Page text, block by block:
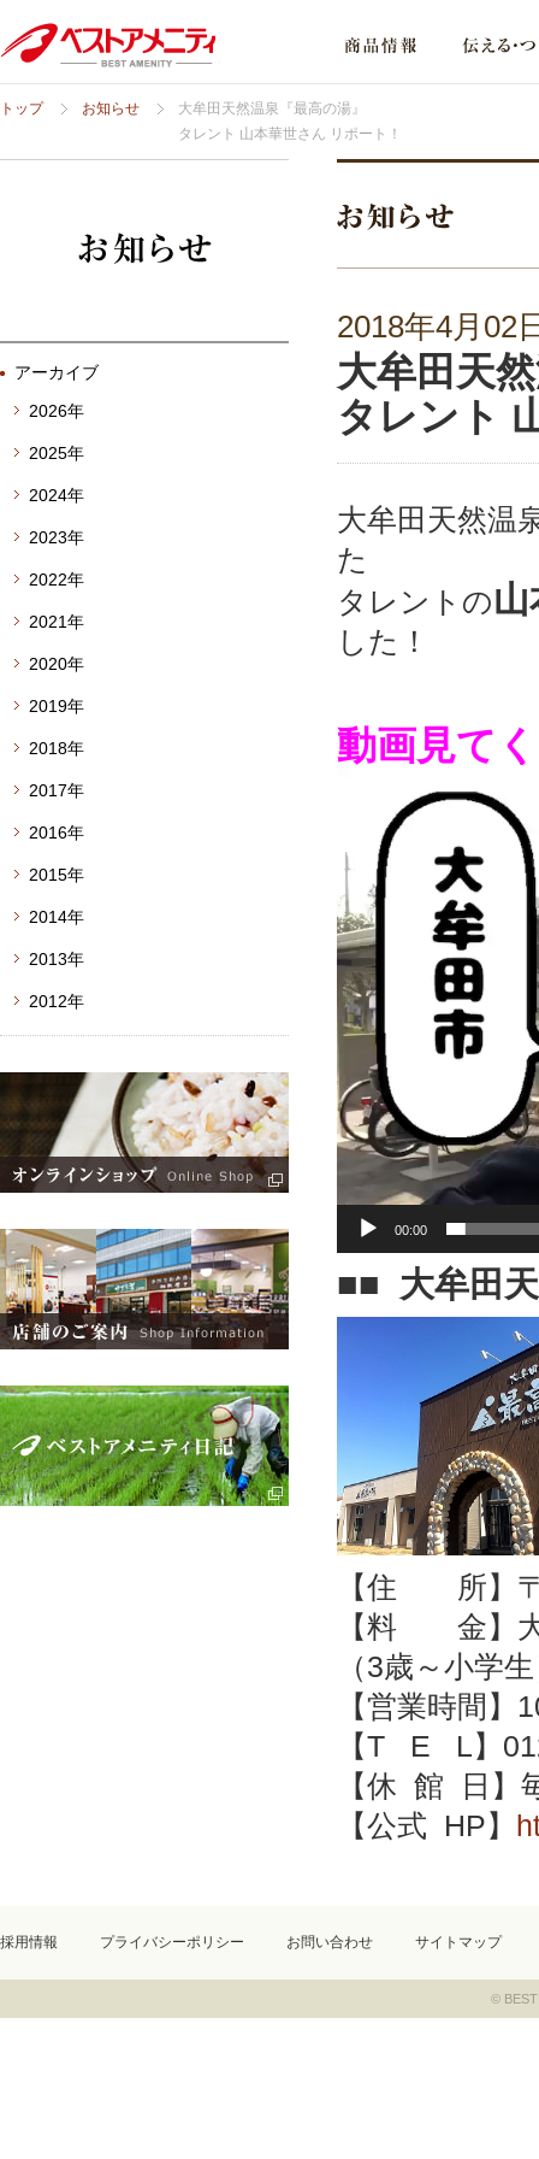
トップ お知らせ
大牟田天然温泉『最高の湯』
タレント 山本華世さん リポート！
2018年4月02
大牟田天
タレント
大牟田天然温
た
タレントの
した！
動画見て
レ
ー
ヤ
ー
00:00
■■ 大牟田
【住 所】〒
【料 金】大
（3歳～小学
【営業時間
【T E L】
【休 館 日】
【公式 HP】
アーカイブ
2026年
2025年
2024年
2023年
2022年
2021年
2020年
2019年
2018年
2017年
2016年
2015年
2014年
2013年
2012年
採用情報 プライバシーポリシー お問い合わせ サイトマップ
© BEST